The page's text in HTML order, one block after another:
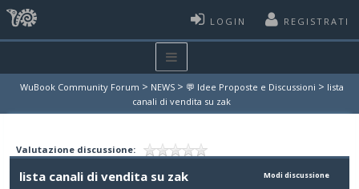
LOGIN REGISTRATI
WuBook Community Forum > NEWS > 💬 Idee Proposte e Discussioni > lista
canali di vendita su zak
Valutazione discussione:
Modi discussione
lista canali di vendita su zak